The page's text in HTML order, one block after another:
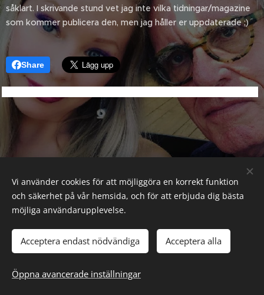
såklart. I skrivande stund vet jag inte vilka tidningar/magazine
som kommer publicera den, men jag håller er uppdaterade ;)
Share
Skapad medWebnode
Vi använder cookies för att möjliggöra en korrekt funktion
och säkerhet på vår hemsida, och för att erbjuda dig bästa
möjliga användarupplevelse.
Acceptera endast nödvändiga Acceptera alla
Öppna avancerade inställningar